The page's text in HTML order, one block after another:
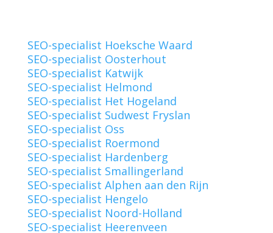
SEO-specialist Hoeksche Waard
SEO-specialist Oosterhout
SEO-specialist Katwijk
SEO-specialist Helmond
SEO-specialist Het Hogeland
SEO-specialist Sudwest Fryslan
SEO-specialist Oss
SEO-specialist Roermond
SEO-specialist Hardenberg
SEO-specialist Smallingerland
SEO-specialist Alphen aan den Rijn
SEO-specialist Hengelo
SEO-specialist Noord-Holland
SEO-specialist Heerenveen